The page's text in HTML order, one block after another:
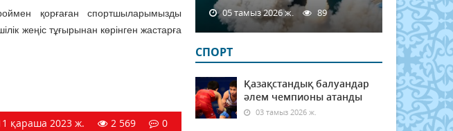
қорғаған спортшыларымызды
жеңіс тұғырынан көрінген жастарға
қараша 2023 ж. 2 569 0
05 тамыз 2026 ж. 89
СПОРТ
Қазақстандық балуандар
әлем чемпионы атанды
03 тамыз 2026 ж.